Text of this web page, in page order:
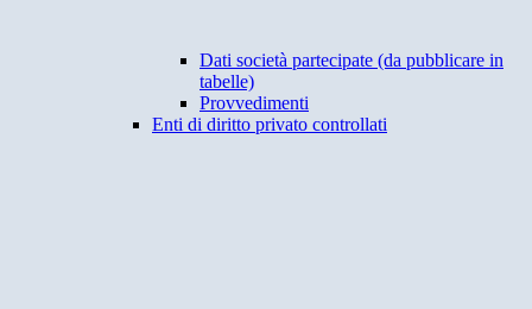
Dati società partecipate (da pubblicare in
tabelle)
Provvedimenti
Enti di diritto privato controllati